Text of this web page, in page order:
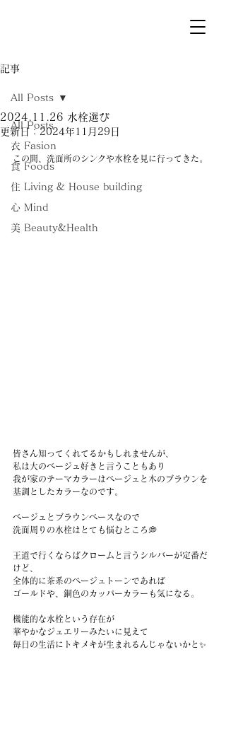
記事
All Posts
衣 Fasion
食 Foods
住 Living & House building
心 Mind
美 Beauty&Health
All Posts
2024.11.26 水栓選び
更新日：2024年11月29日
この間、洗面所のシンクや水栓を見に行ってきた。
皆さん知ってくれてるかもしれませんが、
私は大のベージュ好きと言うこともあり
我が家のテーマカラーはベージュと木のブラウンを
基調としたカラーなのです。
ベージュとブラウンベースなので
洗面周りの水栓はとても悩むところ💭
王道で行くならばクロームと言うシルバーが定番だ
けど、
全体的に茶系のベージュトーンであれば
ゴールドや、銅色のカッパーカラーも気になる。
機能的な水栓という存在が
華やかなジュエリーみたいに見えて
毎日の生活にトキメキが生まれるんじゃないかと✨